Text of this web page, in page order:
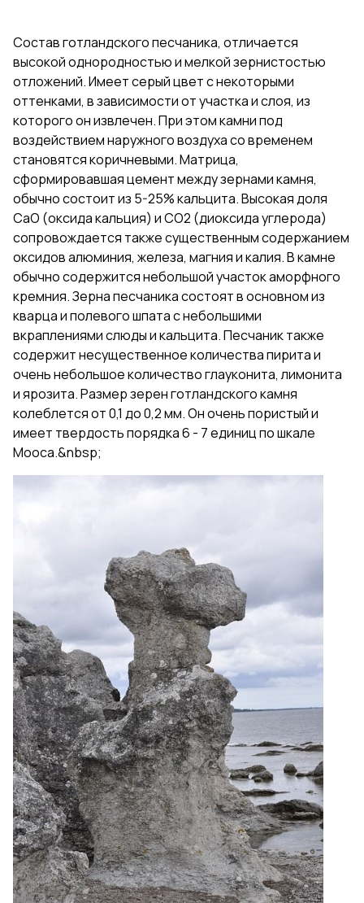
Состав готландского песчаника, отличается
высокой однородностью и мелкой зернистостью
отложений. Имеет серый цвет с некоторыми
оттенками, в зависимости от участка и слоя, из
которого он извлечен. При этом камни под
воздействием наружного воздуха со временем
становятся коричневыми. Матрица,
сформировавшая цемент между зернами камня,
обычно состоит из 5-25% кальцита. Высокая доля
CaO (оксида кальция) и CO2 (диоксида углерода)
сопровождается также существенным содержанием
оксидов алюминия, железа, магния и калия. В камне
обычно содержится небольшой участок аморфного
кремния. Зерна песчаника состоят в основном из
кварца и полевого шпата с небольшими
вкраплениями слюды и кальцита. Песчаник также
содержит несущественное количества пирита и
очень небольшое количество глауконита, лимонита
и ярозита. Размер зерен готландского камня
колеблется от 0,1 до 0,2 мм. Он очень пористый и
имеет твердость порядка 6 - 7 единиц по шкале
Мооса.&nbsp;